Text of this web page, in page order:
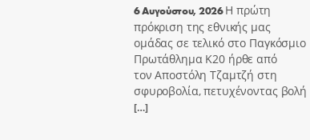
6 Αυγούστου, 2026Η πρώτη
πρόκριση της εθνικής μας
ομάδας σε τελικό στο Παγκόσμιο
Πρωτάθλημα Κ20 ήρθε από
τον Αποστόλη Τζαμτζή στη
σφυροβολία, πετυχένοντας βολή
[…]